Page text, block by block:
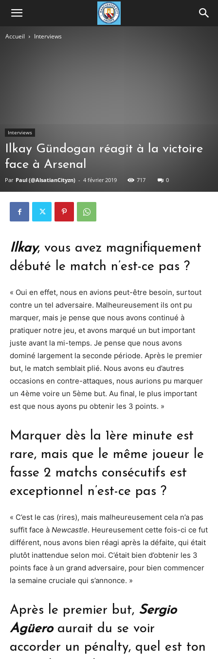
Accueil Interviews
Interviews
Ilkay Gündogan réagit à la victoire
face à Arsenal
Par Paul (@AlsatianCityzn) - 4 février 2019 717 0
Ilkay, vous avez magnifiquement
débuté le match n’est-ce pas ?
« Oui en effet, nous en avions peut-être besoin, surtout
contre un tel adversaire. Malheureusement ils ont pu
marquer, mais je pense que nous avons continué à
pratiquer notre jeu, et avons marqué un but important
juste avant la mi-temps. Je pense que nous avons
dominé largement la seconde période. Après le premier
but, le match semblait plié. Nous avons eu d’autres
occasions en contre-attaques, nous aurions pu marquer
un 4ème voire un 5ème but. Au final, le plus important
est que nous ayons pu obtenir les 3 points. »
Marquer dès la 1ère minute est
rare, mais que le même joueur le
fasse 2 matchs consécutifs est
exceptionnel n’est-ce pas ?
« C’est le cas (rires), mais malheureusement cela n’a pas
suffit face à Newcastle. Heureusement cette fois-ci ce fut
différent, nous avons bien réagi après la défaite, qui était
plutôt inattendue selon moi. C’était bien d’obtenir les 3
points face à un grand adversaire, pour bien commencer
la semaine cruciale qui s’annonce. »
Après le premier but, Sergio
Agüero aurait du se voir
accorder un pénalty, quel est ton